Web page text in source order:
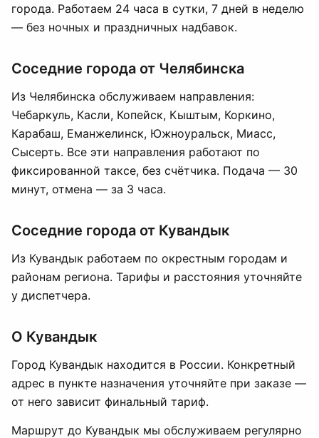
города. Работаем 24 часа в сутки, 7 дней в неделю
— без ночных и праздничных надбавок.
Соседние города от Челябинска
Из Челябинска обслуживаем направления:
Чебаркуль, Касли, Копейск, Кыштым, Коркино,
Карабаш, Еманжелинск, Южноуральск, Миасс,
Сысерть. Все эти направления работают по
фиксированной таксе, без счётчика. Подача — 30
минут, отмена — за 3 часа.
Соседние города от Кувандык
Из Кувандык работаем по окрестным городам и
районам региона. Тарифы и расстояния уточняйте
у диспетчера.
О Кувандык
Город Кувандык находится в России. Конкретный
адрес в пункте назначения уточняйте при заказе —
от него зависит финальный тариф.
Маршрут до Кувандык мы обслуживаем регулярно